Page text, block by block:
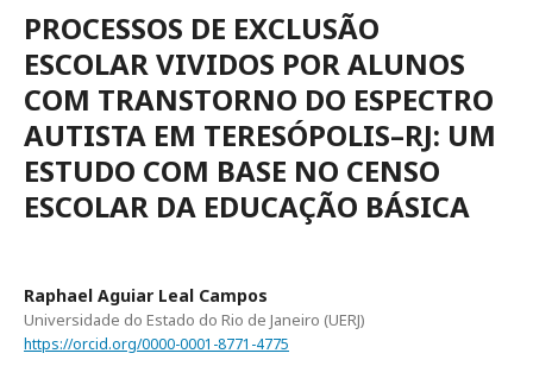
PROCESSOS DE EXCLUSÃO
ESCOLAR VIVIDOS POR ALUNOS
COM TRANSTORNO DO ESPECTRO
AUTISTA EM TERESÓPOLIS–RJ: UM
ESTUDO COM BASE NO CENSO
ESCOLAR DA EDUCAÇÃO BÁSICA
Raphael Aguiar Leal Campos
Universidade do Estado do Rio de Janeiro (UERJ)
https://orcid.org/0000-0001-8771-4775